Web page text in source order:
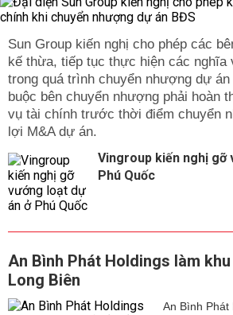
Sun Group kiến nghị cho phép các
kế thừa, tiếp tục thực hiện các nghĩa
trong quá trình chuyển nhượng dự
buộc bên chuyển nhượng phải hoàn
vụ tài chính trước thời điểm chuyển
lợi M&A dự án.
Vingroup kiến nghị gỡ
Phú Quốc
An Bình Phát Holdings làm
Long Biên
An Bình